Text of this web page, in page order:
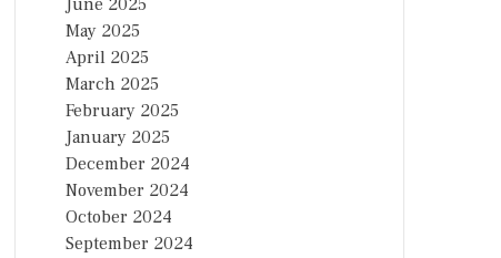
June 2025
May 2025
April 2025
March 2025
February 2025
January 2025
December 2024
November 2024
October 2024
September 2024